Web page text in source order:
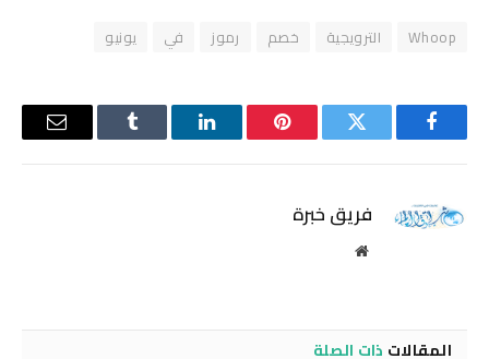
Whoop الترويجية خصم رموز في يونيو
فيسبوك تويتر بينتيريستلينكدإن Tumblr
البريد
فريق خبرة
موقع
المقالات ذات الصلة